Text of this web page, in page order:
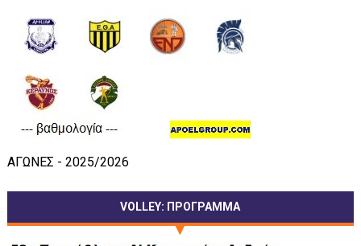
ΑΓΩΝΕΣ - 2025/2026
VOLLEY: ΠΡΟΓΡΑΜΜΑ